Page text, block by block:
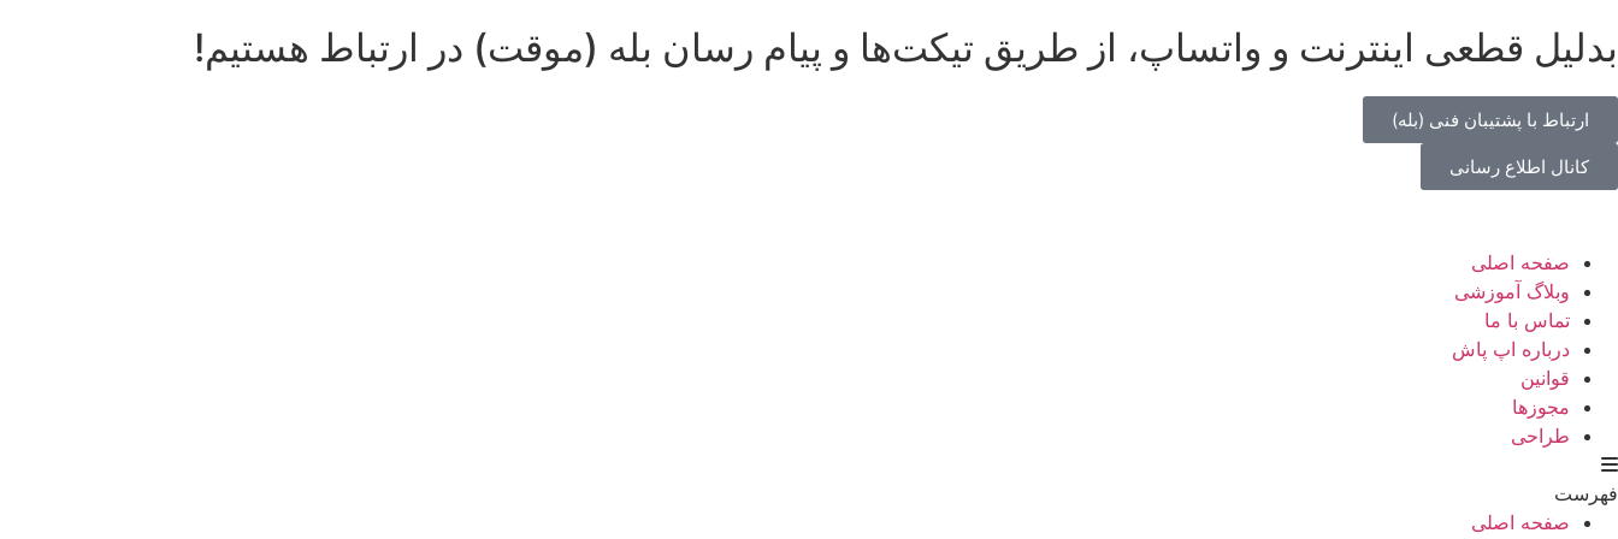
بدلیل قطعی اینترنت و واتساپ، از طریق تیکت‌ها و پیام رسان بله (موقت) در ارتباط هستیم!
ارتباط با پشتیبان فنی (بله)
کانال اطلاع رسانی
صفحه اصلی
وبلاگ آموزشی
تماس با ما
درباره اپ پاش
قوانین
مجوزها
طراحی
فهرست
صفحه اصلی